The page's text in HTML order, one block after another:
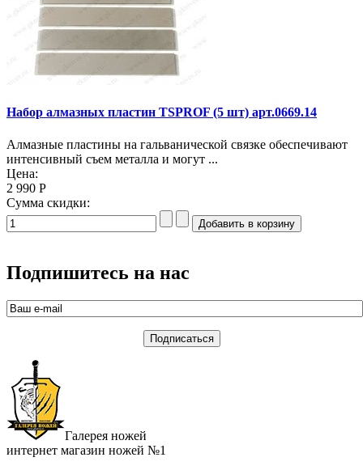
Набор алмазных пластин TSPROF (5 шт) арт.0669.14
Алмазные пластины на гальванической связке обеспечивают
интенсивный съем металла и могут ...
Цена:
2 990 Р
Сумма скидки:
Подпишитесь на нас
Галерея ножей
интернет магазин ножей №1